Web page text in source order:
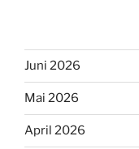
Juni 2026
Mai 2026
April 2026